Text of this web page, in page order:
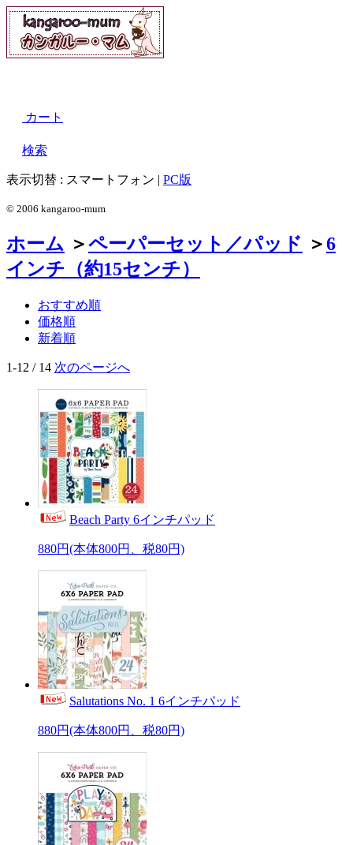
カート
検索
表示切替 : スマートフォン | PC版
© 2006 kangaroo-mum
ホーム ＞ペーパーセット／パッド ＞6
インチ（約15センチ）
おすすめ順
価格順
新着順
1-12 / 14 次のページへ
Beach Party 6インチパッド
880円(本体800円、税80円)
Salutations No. 1 6インチパッド
880円(本体800円、税80円)